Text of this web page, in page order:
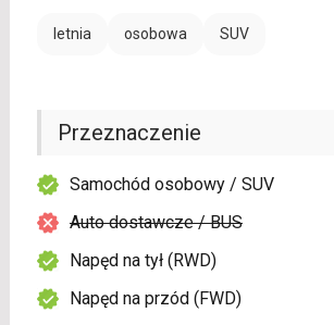
letnia osobowa SUV
Przeznaczenie
Samochód osobowy / SUV
Auto dostawcze / BUS
Napęd na tył (RWD)
Napęd na przód (FWD)